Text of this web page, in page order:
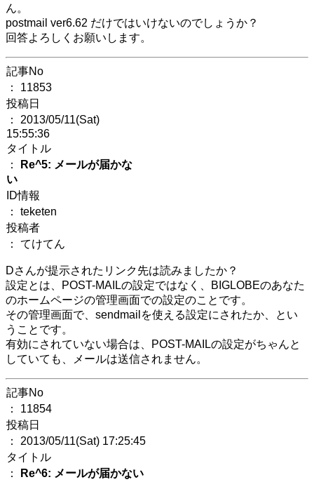
ん。
postmail ver6.62 だけではいけないのでしょうか？
回答よろしくお願いします。
記事No
： 11853
投稿日
： 2013/05/11(Sat)
15:55:36
タイトル
：
Re^5: メールが届かな
い
ID情報
： teketen
投稿者
： てけてん
Dさんが提示されたリンク先は読みましたか？
設定とは、POST-MAILの設定ではなく、BIGLOBEのあなた
のホームページの管理画面での設定のことです。
その管理画面で、sendmailを使える設定にされたか、とい
うことです。
有効にされていない場合は、POST-MAILの設定がちゃんと
していても、メールは送信されません。
記事No
： 11854
投稿日
： 2013/05/11(Sat) 17:25:45
タイトル
：
Re^6: メールが届かない